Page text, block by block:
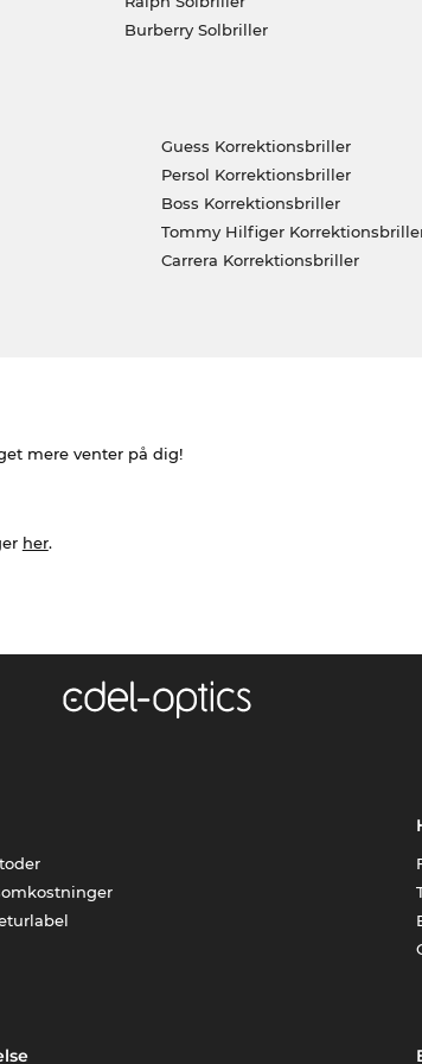
Burberry Solbriller
Guess Korrektionsbriller
Persol Korrektionsbriller
Boss Korrektionsbriller
Tommy Hilfiger
Carrera Korrektionsbriller
mere venter på dig!
her.